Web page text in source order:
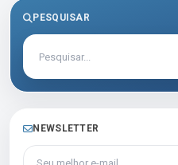
PESQUISAR
NEWSLETTER
Seu melhor e-mail